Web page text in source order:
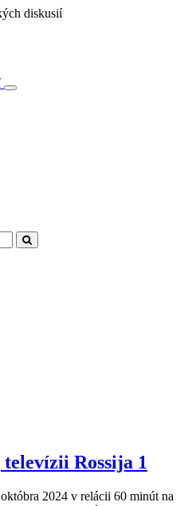
diskusií
Rossija 1
2024 v relácii 60 minút na